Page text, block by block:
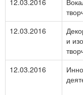
12.03.2016
12.03.2016
и
12.03.2016